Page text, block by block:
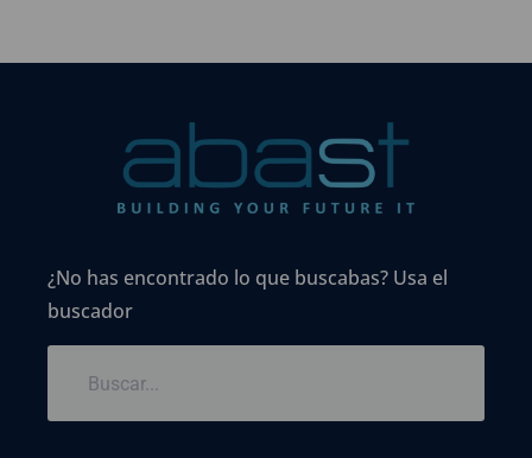
¿No has encontrado lo que buscabas? Usa el
buscador